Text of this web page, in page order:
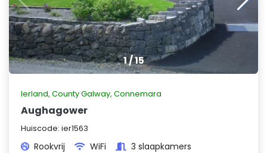
1/15
Ierland, County Galway, Connemara
Aughagower
Huiscode: ier1563
Rookvrij WiFi
3 slaapkamers